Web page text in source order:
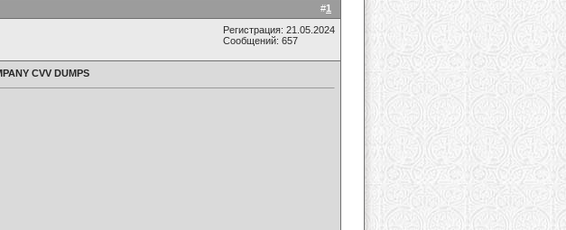
#1
Регистрация: 21.05.2024
Сообщений: 657
CVV DUMPS